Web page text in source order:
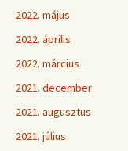
2022. május
2022. április
2022. március
2021. december
2021. augusztus
2021. július